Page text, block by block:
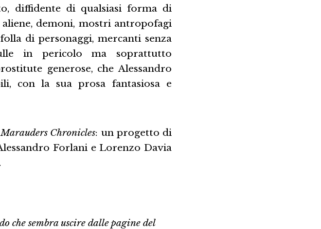
diffidente di qualsiasi forma di
demoni, mostri antropofagi
di personaggi, mercanti senza
in pericolo ma soprattutto
generose, che Alessandro
con la sua prosa fantasiosa e
Chronicles: un progetto di
Forlani e Lorenzo Davia
che sembra uscire dalle pagine del